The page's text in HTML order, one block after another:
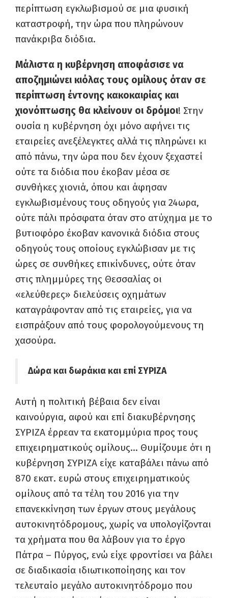
περίπτωση εγκλωβισμού σε μια φυσική
καταστροφή, την ώρα που πληρώνουν
πανάκριβα διόδια.
Μάλιστα η κυβέρνηση αποφάσισε να
αποζημιώνει κιόλας τους ομίλους όταν σε
περίπτωση έντονης κακοκαιρίας και
χιονόπτωσης θα κλείνουν οι δρόμοι! Στην
ουσία η κυβέρνηση όχι μόνο αφήνει τις
εταιρείες ανεξέλεγκτες αλλά τις πληρώνει κι
από πάνω, την ώρα που δεν έχουν ξεχαστεί
ούτε τα διόδια που έκοβαν μέσα σε
συνθήκες χιονιά, όπου και άφησαν
εγκλωβισμένους τους οδηγούς για 24ωρα,
ούτε πάλι πρόσφατα όταν στο ατύχημα με το
βυτιοφόρο έκοβαν κανονικά διόδια στους
οδηγούς τους οποίους εγκλώβισαν με τις
ώρες σε συνθήκες επικίνδυνες, ούτε όταν
στις πλημμύρες της Θεσσαλίας οι
«ελεύθερες» διελεύσεις οχημάτων
καταγράφονταν από τις εταιρείες, για να
εισπράξουν από τους φορολογούμενους τη
χασούρα.
Δώρα και δωράκια και επί ΣΥΡΙΖΑ
Αυτή η πολιτική βέβαια δεν είναι
καινούργια, αφού και επί διακυβέρνησης
ΣΥΡΙΖΑ έρρεαν τα εκατομμύρια προς τους
επιχειρηματικούς ομίλους… Θυμίζουμε ότι η
κυβέρνηση ΣΥΡΙΖΑ είχε καταβάλει πάνω από
870 εκατ. ευρώ στους επιχειρηματικούς
ομίλους από τα τέλη του 2016 για την
επανεκκίνηση των έργων στους μεγάλους
αυτοκινητόδρομους, χωρίς να υπολογίζονται
τα χρήματα που θα λάβουν για το έργο
Πάτρα – Πύργος, ενώ είχε φροντίσει να βάλει
σε διαδικασία ιδιωτικοποίησης και τον
τελευταίο μεγάλο αυτοκινητόδρομο που